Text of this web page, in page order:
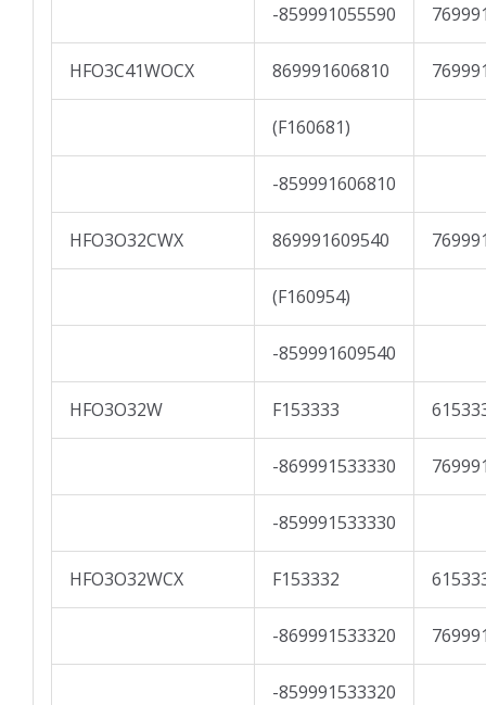
-859991055590
HFO3C41WOCX 869991606810
(F160681)
-859991606810
HFO3O32CWX 869991609540
(F160954)
-859991609540
HFO3O32W F153333
-869991533330
-859991533330
HFO3O32WCX F153332
-869991533320
-859991533320